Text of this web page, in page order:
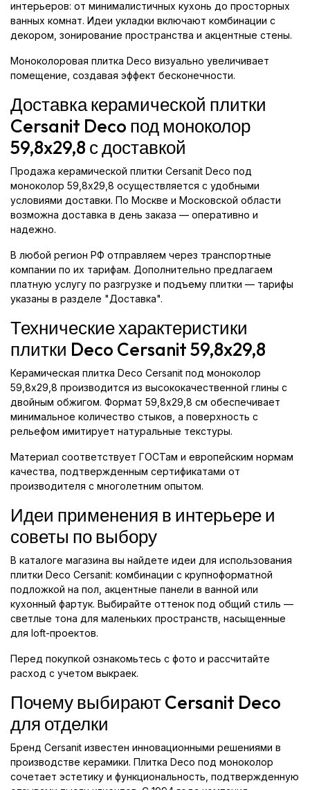
интерьеров: от минималистичных кухонь до просторных
ванных комнат. Идеи укладки включают комбинации с
декором, зонирование пространства и акцентные стены.
Моноколоровая плитка Deco визуально увеличивает
помещение, создавая эффект бесконечности.
Доставка керамической плитки
Cersanit Deco под моноколор
59,8x29,8 с доставкой
Продажа керамической плитки Cersanit Deco под
моноколор 59,8x29,8 осуществляется с удобными
условиями доставки. По Москве и Московской области
возможна доставка в день заказа — оперативно и
надежно.
В любой регион РФ отправляем через транспортные
компании по их тарифам. Дополнительно предлагаем
платную услугу по разгрузке и подъему плитки — тарифы
указаны в разделе "Доставка".
Технические характеристики
плитки Deco Cersanit 59,8x29,8
Керамическая плитка Deco Cersanit под моноколор
59,8x29,8 производится из высококачественной глины с
двойным обжигом. Формат 59,8x29,8 см обеспечивает
минимальное количество стыков, а поверхность с
рельефом имитирует натуральные текстуры.
Материал соответствует ГОСТам и европейским нормам
качества, подтвержденным сертификатами от
производителя с многолетним опытом.
Идеи применения в интерьере и
советы по выбору
В каталоге магазина вы найдете идеи для использования
плитки Deco Cersanit: комбинации с крупноформатной
подложкой на пол, акцентные панели в ванной или
кухонный фартук. Выбирайте оттенок под общий стиль —
светлые тона для маленьких пространств, насыщенные
для loft-проектов.
Перед покупкой ознакомьтесь с фото и рассчитайте
расход с учетом выкраек.
Почему выбирают Cersanit Deco
для отделки
Бренд Cersanit известен инновационными решениями в
производстве керамики. Плитка Deco под моноколор
сочетает эстетику и функциональность, подтвержденную